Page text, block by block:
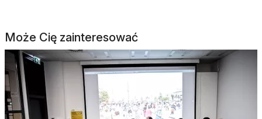
Może Cię zainteresować